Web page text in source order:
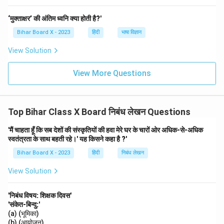
वृष्टि जल संचयन:
वर्षा के पानी को एकत्र करके उसका उपयोग किया जा सकता है। यह
उपाय जल संकट को कम करने में मदद करता है।
पानी की पुनर्चक्रण:
पानी का पुनः उपयोग करने की प्रक्रिया को अपनाने से जल की खपत
कम की जा सकती है, जैसे कि घरेलू और औद्योगिक पानी का
घरों और कार्यालयों में पानी का उपयोग नियंत्रित और विवेकपूर्ण तरीके
से करना चाहिए।
सिंचाई तकनीक में सुधार:
किसानों को ड्रिप सिंचाई जैसी आधुनिक सिंचाई विधियों को अपनाने के
(iv) लाभ:
पानी की बचत के कई लाभ हैं:
‘मुक्ताक्षर’ की अंतिम ध्वनि क्या होती है?'
Bihar Board X - 2023 हिंदी भाषा विज्ञान
View Solution
View More Questions
Top Bihar Class X Board निबंध लेखन Questions
'मैं चाहता हूँ कि सब देशों की संस्कृतियों की हवा मेरे घर के चारों ओर अधिक-से-अधिक
स्वतंत्रता के साथ बहती रहे।' यह किसने कहा है ?'
Bihar Board X - 2023 हिंदी निबंध लेखन
View Solution
'निबंध विषय: शिक्षक दिवस'
'संकेत-बिन्दु:'
(a) (भूमिका)